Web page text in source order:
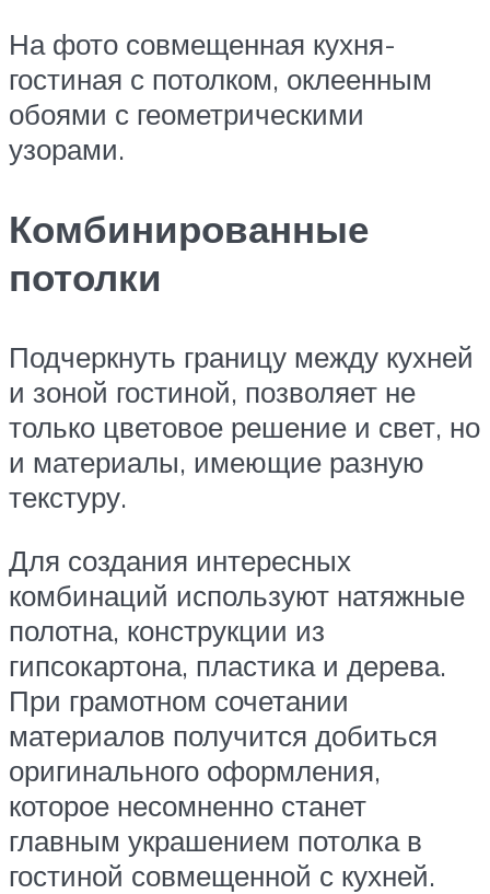
На фото совмещенная кухня-
гостиная с потолком, оклеенным
обоями с геометрическими
узорами.
Комбинированные
потолки
Подчеркнуть границу между кухней
и зоной гостиной, позволяет не
только цветовое решение и свет, но
и материалы, имеющие разную
текстуру.
Для создания интересных
комбинаций используют натяжные
полотна, конструкции из
гипсокартона, пластика и дерева.
При грамотном сочетании
материалов получится добиться
оригинального оформления,
которое несомненно станет
главным украшением потолка в
гостиной совмещенной с кухней.